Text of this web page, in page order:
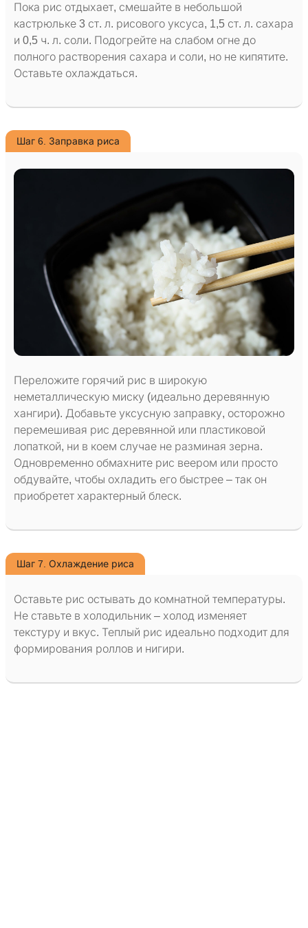
Пока рис отдыхает, смешайте в небольшой
кастрюльке 3 ст. л. рисового уксуса, 1,5 ст. л. сахара
и 0,5 ч. л. соли. Подогрейте на слабом огне до
полного растворения сахара и соли, но не кипятите.
Оставьте охлаждаться.
Шаг 6. Заправка риса
Переложите горячий рис в широкую
неметаллическую миску (идеально деревянную
хангири). Добавьте уксусную заправку, осторожно
перемешивая рис деревянной или пластиковой
лопаткой, ни в коем случае не разминая зерна.
Одновременно обмахните рис веером или просто
обдувайте, чтобы охладить его быстрее – так он
приобретет характерный блеск.
Шаг 7. Охлаждение риса
Оставьте рис остывать до комнатной температуры.
Не ставьте в холодильник – холод изменяет
текстуру и вкус. Теплый рис идеально подходит для
формирования роллов и нигири.